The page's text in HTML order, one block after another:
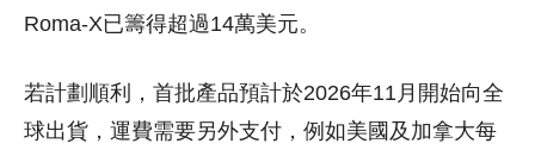
Roma-X已籌得超過14萬美元。
若計劃順利，首批產品預計於2026年11月開始向全
球出貨，運費需要另外支付，例如美國及加拿大每